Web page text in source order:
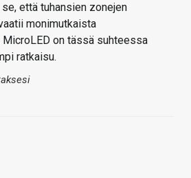
että tuhansien zonejen
monimutkaista
on tässä suhteessa
ratkaisu.